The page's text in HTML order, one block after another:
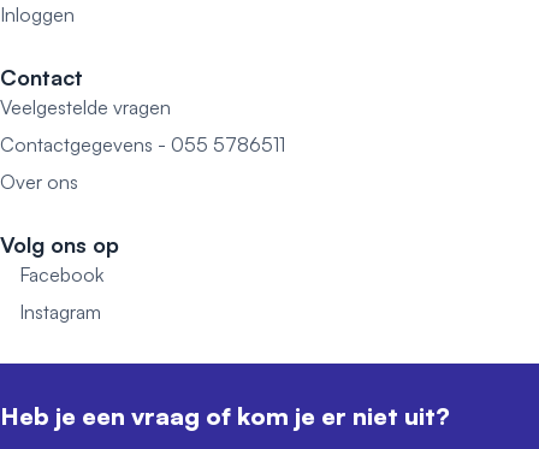
Inloggen
Contact
Veelgestelde vragen
Contactgegevens - 055 5786511
Over ons
Volg ons op
Facebook
Instagram
Heb je een vraag of kom je er niet uit?